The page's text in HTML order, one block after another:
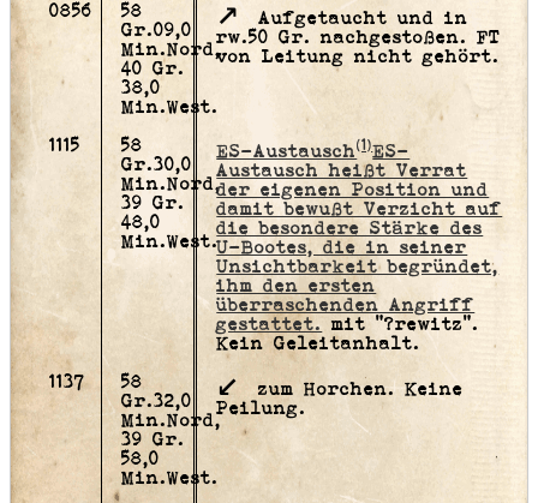
0856
58
Gr.09,0
Min.Nord,
40 Gr.
38,0
Min.West.
Aufgetaucht und in
rw.50 Gr. nachgestoßen. FT
von Leitung nicht gehört.
1115
58
Gr.30,0
Min.Nord,
39 Gr.
48,0
Min.West.
ES-Austausch(1)ES-
Austausch heißt Verrat
der eigenen Position und
damit bewußt Verzicht auf
die besondere Stärke des
U-Bootes, die in seiner
Unsichtbarkeit begründet,
ihm den ersten
überraschenden Angriff
gestattet. mit "?rewitz".
Kein Geleitanhalt.
1137
58
Gr.32,0
Min.Nord,
39 Gr.
58,0
Min.West.
zum Horchen. Keine
Peilung.